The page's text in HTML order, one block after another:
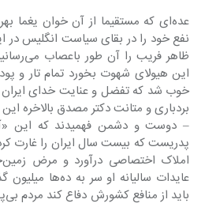
ظاهر
بردباری و متانت دکتر مصدق بالاخره این
پدریست که بیست سال ایران را غارت
عایدات سالیانه